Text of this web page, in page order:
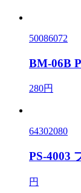
50086072
BM-06B
280円
64302080
PS-4003
円